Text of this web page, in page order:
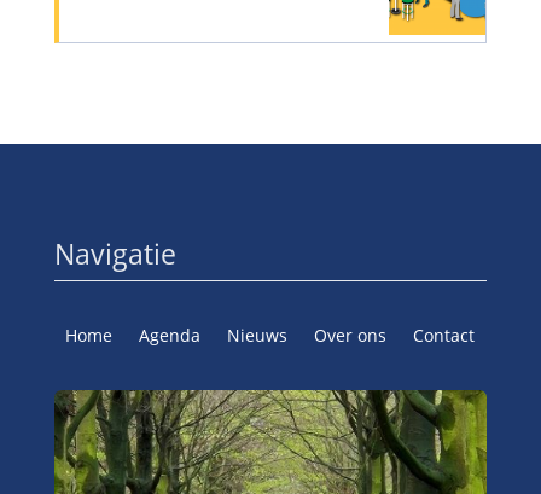
Navigatie
Home Agenda Nieuws Over ons Contact